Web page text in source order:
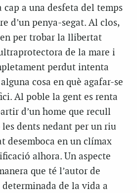
cap a una desfeta del temps
d’un penya-segat. Al clos,
per trobar la llibertat
de la mare i
perdut intenta
cosa en què agafar-se
Al poble la gent es renta
d’un home que recull
les dents nedant per un riu
desemboca en un clímax
alhora. Un aspecte
que té l’autor de
de la vida a